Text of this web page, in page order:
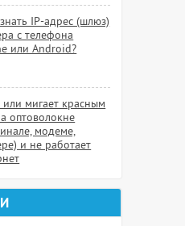
IP-адрес (шлюз)
с телефона
или Android?
или мигает красным
оптоволокне
модеме,
и не работает